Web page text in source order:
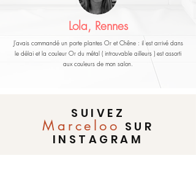
Lola, Rennes
J'avais commandé un porte plantes Or et Chêne : il est arrivé dans
le délai et la couleur Or du métal ( introuvable ailleurs ) est assorti
aux couleurs de mon salon.
SUIVEZ
Marceloo SUR
INSTAGRAM